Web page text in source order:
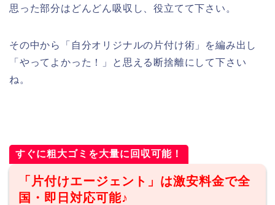
思った部分はどんどん吸収し、役立てて下さい。
その中から「自分オリジナルの片付け術」を編み出し
「やってよかった！」と思える断捨離にして下さい
ね。
すぐに粗大ゴミを大量に回収可能！
「片付けエージェント」は激安料金で全
国・即日対応可能♪